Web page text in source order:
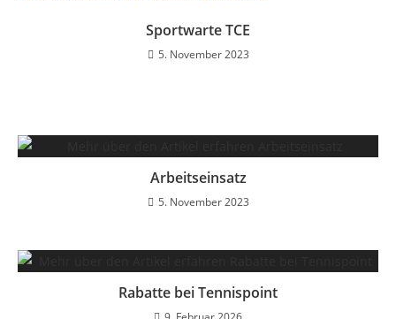
Sportwarte TCE
5. November 2023
Arbeitseinsatz
5. November 2023
Rabatte bei Tennispoint